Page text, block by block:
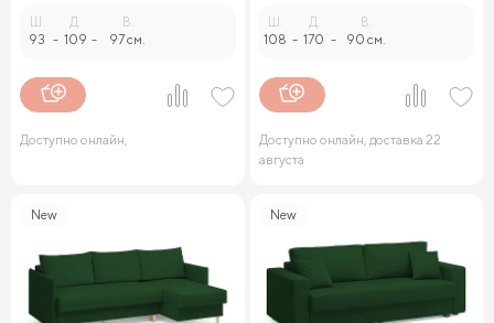
93 -
Д.
109 -
В.
97 см.
Доступно онлайн,
108 -
Д.
170 -
В.
90 см.
Доступно онлайн, доставка 22
августа
New New